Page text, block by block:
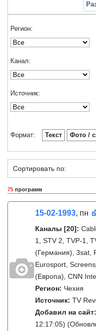
Регион:
Канал:
Источник:
Формат: Текст Фото /
Сортировать по:
75 программ
15-02-1993, пн
Каналы [20]:
1, STV 2, TVP-1,
(Германия), 3sat,
Eurosport,
(Европа), CNN
Регион: Чехия
Источник: TV
Добавил на сайт:
12:17:05)